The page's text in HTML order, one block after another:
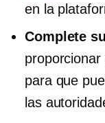
en la
Complete
para que
las